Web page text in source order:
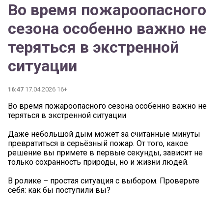
Во время пожароопасного
сезона особенно важно не
теряться в экстренной
ситуации
16:47 17.04.2026 16+
Во время пожароопасного сезона особенно важно не
теряться в экстренной ситуации
Даже небольшой дым может за считанные минуты
превратиться в серьёзный пожар. От того, какое
решение вы примете в первые секунды, зависит не
только сохранность природы, но и жизни людей.
В ролике – простая ситуация с выбором. Проверьте
себя: как бы поступили вы?